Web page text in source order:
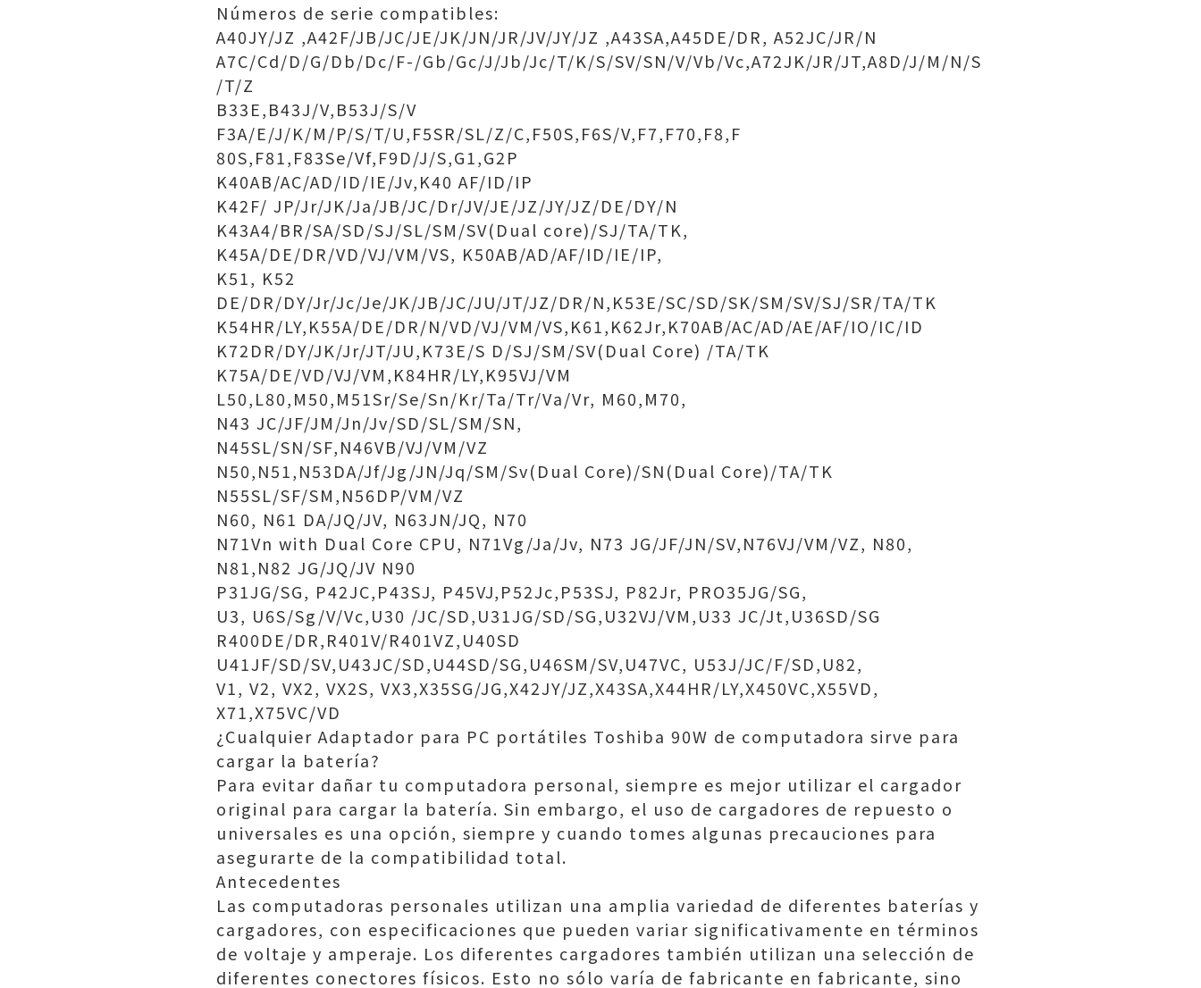
Números de serie compatibles:
A40JY/JZ ,A42F/JB/JC/JE/JK/JN/JR/JV/JY/JZ ,A43SA,A45DE/DR, A52JC/JR/N
A7C/Cd/D/G/Db/Dc/F-/Gb/Gc/J/Jb/Jc/T/K/S/SV/SN/V/Vb/Vc,A72JK/JR/JT,A8D/J/M/N/S
/T/Z
B33E,B43J/V,B53J/S/V
F3A/E/J/K/M/P/S/T/U,F5SR/SL/Z/C,F50S,F6S/V,F7,F70,F8,F
80S,F81,F83Se/Vf,F9D/J/S,G1,G2P
K40AB/AC/AD/ID/IE/Jv,K40 AF/ID/IP
K42F/ JP/Jr/JK/Ja/JB/JC/Dr/JV/JE/JZ/JY/JZ/DE/DY/N
K43A4/BR/SA/SD/SJ/SL/SM/SV(Dual core)/SJ/TA/TK,
K45A/DE/DR/VD/VJ/VM/VS, K50AB/AD/AF/ID/IE/IP,
K51, K52
DE/DR/DY/Jr/Jc/Je/JK/JB/JC/JU/JT/JZ/DR/N,K53E/SC/SD/SK/SM/SV/SJ/SR/TA/TK
K54HR/LY,K55A/DE/DR/N/VD/VJ/VM/VS,K61,K62Jr,K70AB/AC/AD/AE/AF/IO/IC/ID
K72DR/DY/JK/Jr/JT/JU,K73E/S D/SJ/SM/SV(Dual Core) /TA/TK
K75A/DE/VD/VJ/VM,K84HR/LY,K95VJ/VM
L50,L80,M50,M51Sr/Se/Sn/Kr/Ta/Tr/Va/Vr, M60,M70,
N43 JC/JF/JM/Jn/Jv/SD/SL/SM/SN,
N45SL/SN/SF,N46VB/VJ/VM/VZ
N50,N51,N53DA/Jf/Jg/JN/Jq/SM/Sv(Dual Core)/SN(Dual Core)/TA/TK
N55SL/SF/SM,N56DP/VM/VZ
N60, N61 DA/JQ/JV, N63JN/JQ, N70
N71Vn with Dual Core CPU, N71Vg/Ja/Jv, N73 JG/JF/JN/SV,N76VJ/VM/VZ, N80,
N81,N82 JG/JQ/JV N90
P31JG/SG, P42JC,P43SJ, P45VJ,P52Jc,P53SJ, P82Jr, PRO35JG/SG,
U3, U6S/Sg/V/Vc,U30 /JC/SD,U31JG/SD/SG,U32VJ/VM,U33 JC/Jt,U36SD/SG
R400DE/DR,R401V/R401VZ,U40SD
U41JF/SD/SV,U43JC/SD,U44SD/SG,U46SM/SV,U47VC, U53J/JC/F/SD,U82,
V1, V2, VX2, VX2S, VX3,X35SG/JG,X42JY/JZ,X43SA,X44HR/LY,X450VC,X55VD,
X71,X75VC/VD
¿Cualquier Adaptador para PC portátiles Toshiba 90W de computadora sirve para
cargar la batería?
Para evitar dañar tu computadora personal, siempre es mejor utilizar el cargador
original para cargar la batería. Sin embargo, el uso de cargadores de repuesto o
universales es una opción, siempre y cuando tomes algunas precauciones para
asegurarte de la compatibilidad total.
Antecedentes
Las computadoras personales utilizan una amplia variedad de diferentes baterías y
cargadores, con especificaciones que pueden variar significativamente en términos
de voltaje y amperaje. Los diferentes cargadores también utilizan una selección de
diferentes conectores físicos. Esto no sólo varía de fabricante en fabricante, sino